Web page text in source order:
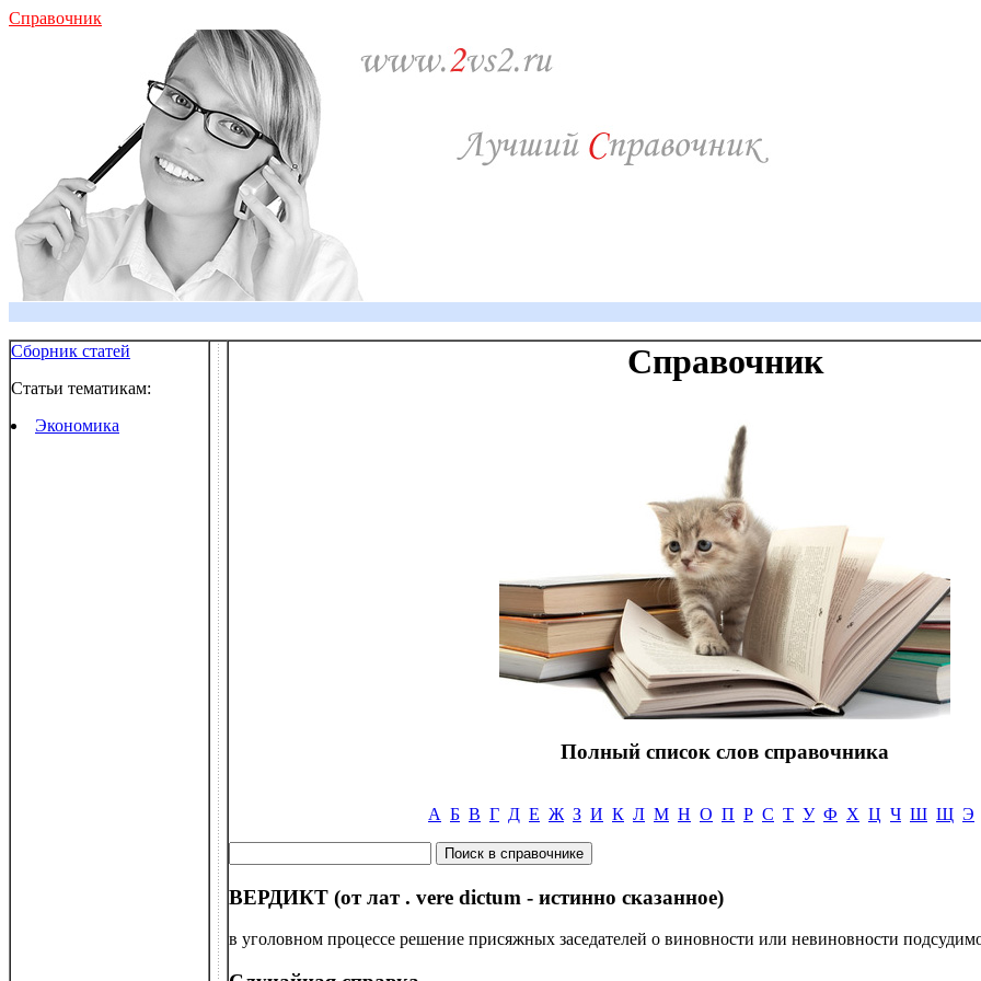
Справочник
Сборник статей
Статьи тематикам:
Экономика
Справочник
Полный список слов справочника
А Б В Г Д Е Ж З И К Л М Н О П Р С Т У Ф Х Ц Ч Ш Щ Э
ВЕРДИКТ (от лат . vere dictum - истинно сказанное)
в уголовном процессе решение присяжных заседателей о виновности или невиновности